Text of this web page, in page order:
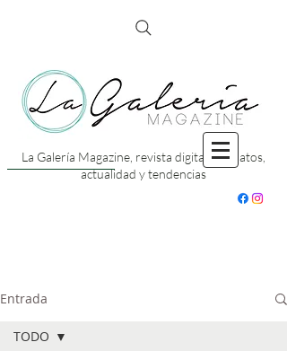
La Galería Magazine, revista digital con datos,
actualidad y tendencias
Entrada
TODO